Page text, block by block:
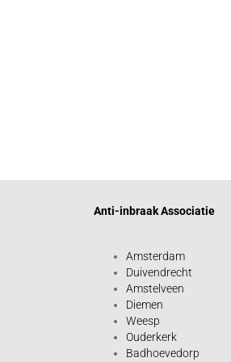
Anti-inbraak Associatie
Amsterdam
Duivendrecht
Amstelveen
Diemen
Weesp
Ouderkerk
Badhoevedorp